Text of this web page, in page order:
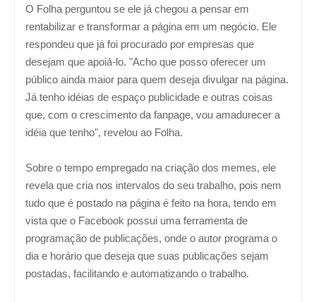
O Folha perguntou se ele já chegou a pensar em
rentabilizar e transformar a página em um negócio. Ele
respondeu que já foi procurado por empresas que
desejam que apoiá-lo. "Acho que posso oferecer um
público ainda maior para quem deseja divulgar na página.
Já tenho idéias de espaço publicidade e outras coisas
que, com o crescimento da fanpage, vou amadurecer a
idéia que tenho", revelou ao Folha.
Sobre o tempo empregado na criação dos memes, ele
revela que cria nos intervalos do seu trabalho, pois nem
tudo que é postado na página é feito na hora, tendo em
vista que o Facebook possui uma ferramenta de
programação de publicações, onde o autor programa o
dia e horário que deseja que suas publicações sejam
postadas, facilitando e automatizando o trabalho.